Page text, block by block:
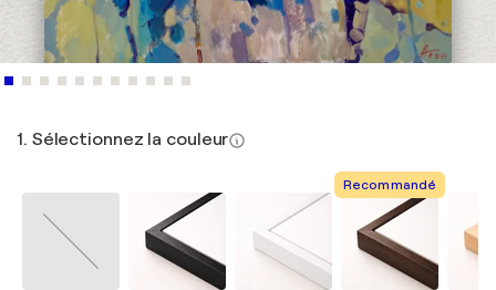
1. Sélectionnez la couleur
Recommandé